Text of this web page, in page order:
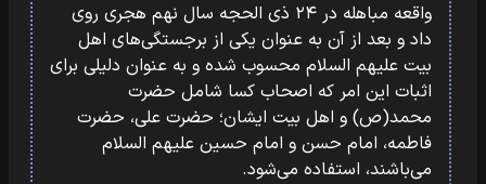
واقعه مباهله در ۲۴ ذی الحجه سال نهم هجری روی
داد و بعد از آن به عنوان یکی از برجستگی‌های اهل
بیت علیهم السلام محسوب شده و به عنوان دلیلی برای
اثبات این امر که اصحاب کسا شامل حضرت
محمد(ص) و اهل بیت ایشان؛ حضرت علی، حضرت
فاطمه، امام حسن و امام حسین علیهم السلام
می‌باشند، استفاده می‌شود.